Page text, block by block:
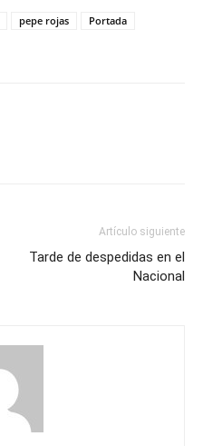
pepe rojas
Portada
Artículo siguiente
Tarde de despedidas en el
Nacional